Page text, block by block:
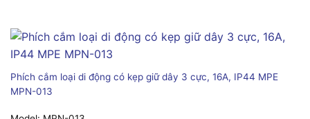
Phích cắm loại di động có kẹp giữ dây 3 cực, 16A, IP44 MPE
MPN-013